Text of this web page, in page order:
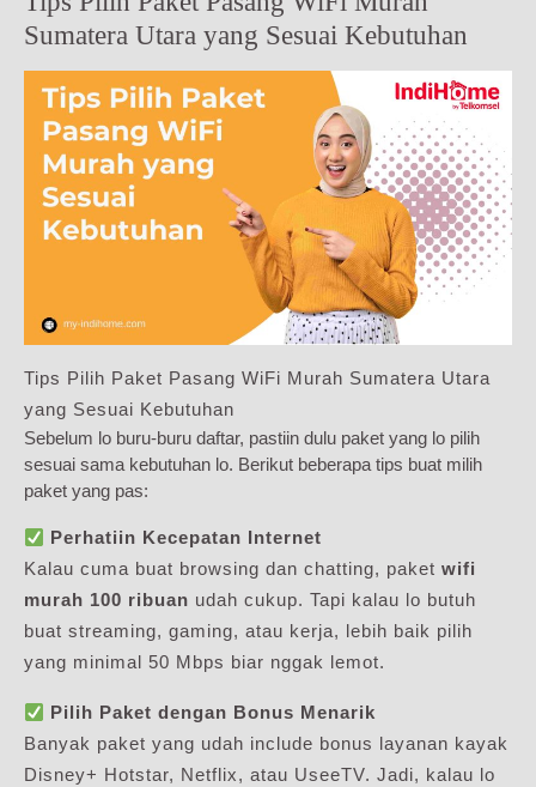
Sumatera Utara yang Sesuai Kebutuhan
Tips Pilih Paket Pasang WiFi Murah Sumatera Utara
yang Sesuai Kebutuhan
Sebelum lo buru-buru daftar, pastiin dulu paket yang lo pilih
sesuai sama kebutuhan lo. Berikut beberapa tips buat milih
paket yang pas:
Perhatiin Kecepatan Internet
Kalau cuma buat browsing dan chatting, paket wifi
murah 100 ribuan udah cukup. Tapi kalau lo butuh
buat streaming, gaming, atau kerja, lebih baik pilih
yang minimal 50 Mbps biar nggak lemot.
Pilih Paket dengan Bonus Menarik
Banyak paket yang udah include bonus layanan kayak
Disney+ Hotstar, Netflix, atau UseeTV. Jadi, kalau lo